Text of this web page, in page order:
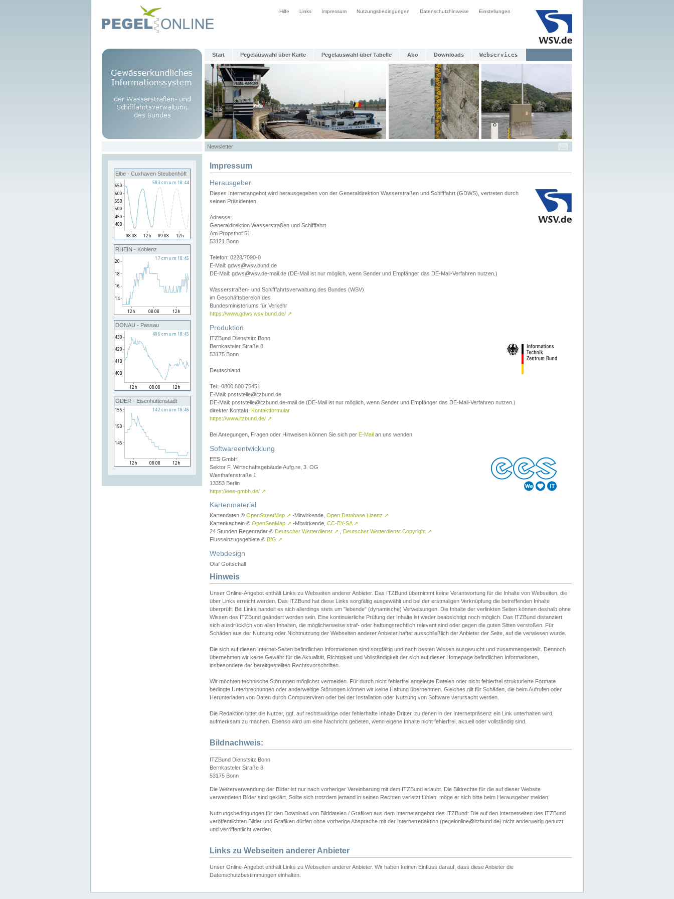
Hilfe Links Impressum Nutzungsbedingungen Datenschutzhinweise Einstellungen
Start Pegelauswahl über Karte Pegelauswahl über Tabelle Abo Downloads Webservices
Newsletter
Elbe - Cuxhaven Steubenhöft
RHEIN - Koblenz
DONAU - Passau
ODER - Eisenhüttenstadt
Impressum
Herausgeber
Dieses Internetangebot wird herausgegeben von der Generaldirektion Wasserstraßen und Schifffahrt (GDWS), vertreten durch
seinen Präsidenten.
Adresse:
Generaldirektion Wasserstraßen und Schifffahrt
Am Propsthof 51
53121 Bonn
Telefon: 0228/7090-0
E-Mail: gdws@wsv.bund.de
DE-Mail: gdws@wsv.de-mail.de (DE-Mail ist nur möglich, wenn Sender und Empfänger das DE-Mail-Verfahren nutzen.)
Wasserstraßen- und Schifffahrtsverwaltung des Bundes (WSV)
im Geschäftsbereich des
Bundesministeriums für Verkehr
https://www.gdws.wsv.bund.de/ ↗
Produktion
ITZBund Dienstsitz Bonn
Bernkasteler Straße 8
53175 Bonn
Deutschland
Tel.: 0800 800 75451
E-Mail: poststelle@itzbund.de
DE-Mail: poststelle@itzbund.de-mail.de (DE-Mail ist nur möglich, wenn Sender und Empfänger das DE-Mail-Verfahren nutzen.)
direkter Kontakt: Kontaktformular
https://www.itzbund.de/ ↗
Bei Anregungen, Fragen oder Hinweisen können Sie sich per E-Mail an uns wenden.
Softwareentwicklung
EES GmbH
Sektor F, Wirtschaftsgebäude Aufg.re, 3. OG
Westhafenstraße 1
13353 Berlin
https://ees-gmbh.de/ ↗
Kartenmaterial
Kartendaten © OpenStreetMap ↗ -Mitwirkende, Open Database Lizenz ↗
Kartenkacheln © OpenSeaMap ↗ -Mitwirkende, CC-BY-SA ↗
24 Stunden Regenradar © Deutscher Wetterdienst ↗ Deutscher Wetterdienst Copyright ↗
Flusseinzugsgebiete © BfG ↗
Webdesign
Olaf Gottschall
Hinweis
Unser Online-Angebot enthält Links zu Webseiten anderer Anbieter. Das ITZBund übernimmt keine Verantwortung für die Inhalte von Webseiten, die
über Links erreicht werden. Das ITZBund hat diese Links sorgfältig ausgewählt und bei der erstmaligen Verknüpfung die betreffenden Inhalte
überprüft. Bei Links handelt es sich allerdings stets um "lebende" (dynamische) Verweisungen. Die Inhalte der verlinkten Seiten können deshalb ohne
Wissen des ITZBund geändert worden sein. Eine kontinuierliche Prüfung der Inhalte ist weder beabsichtigt noch möglich. Das ITZBund distanziert
sich ausdrücklich von allen Inhalten, die möglicherweise straf- oder haftungsrechtlich relevant sind oder gegen die guten Sitten verstoßen. Für
Schäden aus der Nutzung oder Nichtnutzung der Webseiten anderer Anbieter haftet ausschließlich der Anbieter der Seite, auf die verwiesen wurde.
Die sich auf diesen Internet-Seiten befindlichen Informationen sind sorgfältig und nach besten Wissen ausgesucht und zusammengestellt. Dennoch
übernehmen wir keine Gewähr für die Aktualität, Richtigkeit und Vollständigkeit der sich auf dieser Homepage befindlichen Informationen,
insbesondere der bereitgestellten Rechtsvorschriften.
Wir möchten technische Störungen möglichst vermeiden. Für durch nicht fehlerfrei angelegte Dateien oder nicht fehlerfrei strukturierte Formate
bedingte Unterbrechungen oder anderweitige Störungen können wir keine Haftung übernehmen. Gleiches gilt für Schäden, die beim Aufrufen oder
Herunterladen von Daten durch Computerviren oder bei der Installation oder Nutzung von Software verursacht werden.
Die Redaktion bittet die Nutzer, ggf. auf rechtswidrige oder fehlerhafte Inhalte Dritter, zu denen in der Internetpräsenz ein Link unterhalten wird,
aufmerksam zu machen. Ebenso wird um eine Nachricht gebeten, wenn eigene Inhalte nicht fehlerfrei, aktuell oder vollständig sind.
Bildnachweis:
ITZBund Dienstsitz Bonn
Bernkasteler Straße 8
53175 Bonn
Die Weiterverwendung der Bilder ist nur nach vorheriger Vereinbarung mit dem ITZBund erlaubt. Die Bildrechte für die auf dieser Website
verwendeten Bilder sind geklärt. Sollte sich trotzdem jemand in seinen Rechten verletzt fühlen, möge er sich bitte beim Herausgeber melden.
Nutzungsbedingungen für den Download von Bilddateien / Grafiken aus dem Internetangebot des ITZBund: Die auf den Internetseiten des ITZBund
veröffentlichten Bilder und Grafiken dürfen ohne vorherige Absprache mit der Internetredaktion (pegelonline@itzbund.de) nicht anderweitig genutzt
und veröffentlicht werden.
Links zu Webseiten anderer Anbieter
Unser Online-Angebot enthält Links zu Webseiten anderer Anbieter. Wir haben keinen Einfluss darauf, dass diese Anbieter die
Datenschutzbestimmungen einhalten.